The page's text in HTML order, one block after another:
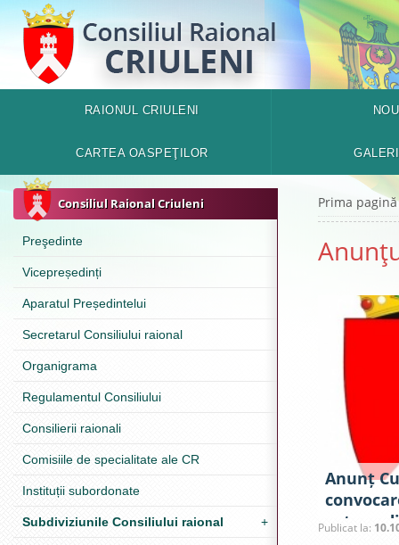
RAIONUL CRIULENI
CARTEA OASPEŢILOR
Consiliul Raional Criuleni
Preşedinte
Vicepreședinți
Aparatul Președintelui
Secretarul Consiliului raional
Organigrama
Regulamentul Consiliului
Consilierii raionali
Comisiile de specialitate ale CR
Instituții subordonate
Subdiviziunile Consiliului raional +
Prima pagină
Anunț
Publicat la: